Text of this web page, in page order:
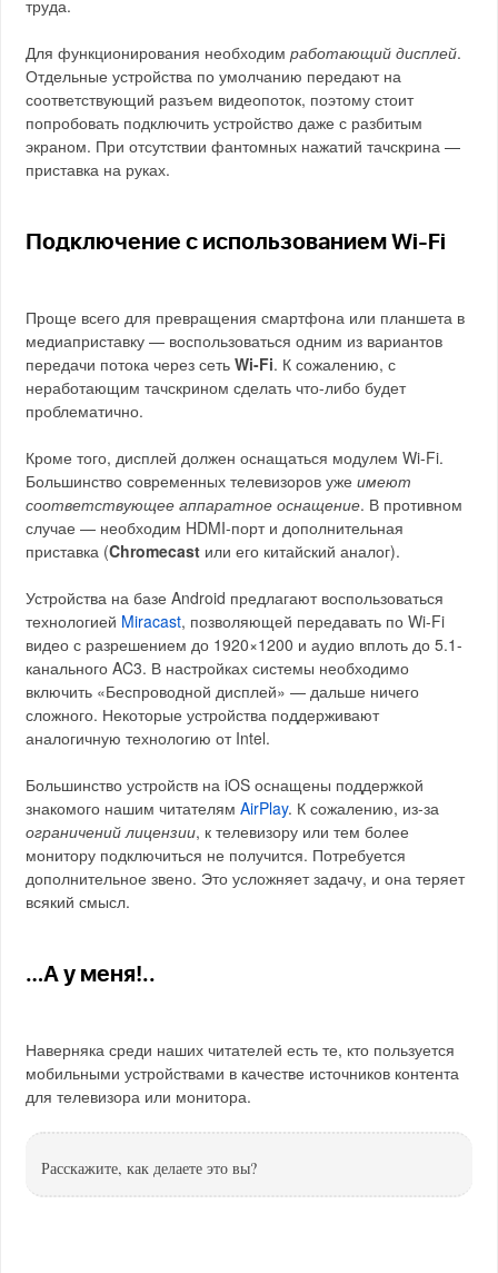
труда.
Для функционирования необходимработающий дисплей.
Отдельные устройства по умолчанию передают на
соответствующий разъем видеопоток, поэтому стоит
попробовать подключить устройство даже с разбитым
экраном. При отсутствии фантомных нажатий тачскрина —
приставка на руках.
Подключение с использованием Wi-Fi
Проще всего для превращения смартфона или планшета в
медиаприставку — воспользоваться одним из вариантов
передачи потока через сетьWi-Fi. К сожалению, с
неработающим тачскрином сделать что-либо будет
проблематично.
Кроме того, дисплей должен оснащаться модулем Wi-Fi.
Большинство современных телевизоров ужеимеют
соответствующее аппаратное оснащение. В противном
случае — необходим HDMI-порт и дополнительная
приставка (Chromecast или его китайский аналог).
Устройства на базе Android предлагают воспользоваться
технологией Miracast, позволяющей передавать по Wi-Fi
видео с разрешением до 1920×1200 и аудио вплоть до 5.1-
канального AC3. В настройках системы необходимо
включить «Беспроводной дисплей» — дальше ничего
сложного. Некоторые устройства поддерживают
аналогичную технологию от Intel.
Большинство устройств на iOS оснащены поддержкой
знакомого нашим читателямAirPlay. К сожалению, из-за
ограничений лицензии, к телевизору или тем более
монитору подключиться не получится. Потребуется
дополнительное звено. Это усложняет задачу, и она теряет
всякий смысл.
…А у меня!..
Наверняка среди наших читателей есть те, кто пользуется
мобильными устройствами в качестве источников контента
для телевизора или монитора.
Расскажите, как делаете это вы?